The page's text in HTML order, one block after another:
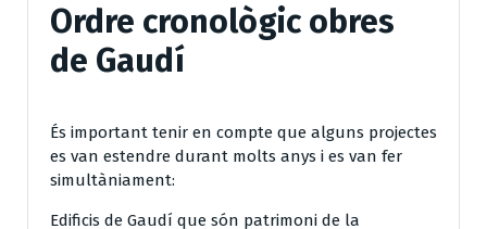
Ordre cronològic obres
de Gaudí
És important tenir en compte que alguns projectes
es van estendre durant molts anys i es van fer
simultàniament:
Edificis de Gaudí que són patrimoni de la